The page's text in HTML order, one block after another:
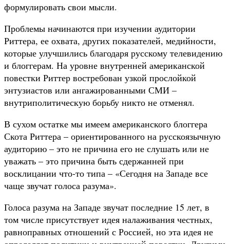
формулировать свои мысли.
Проблемы начинаются при изучении аудитории
Риттера, ее охвата, других показателей, медийности,
которые улучшились благодаря русскому телевидению
и блоггерам. На уровне внутренней американской
повестки Риттер востребован узкой прослойкой
энтузиастов или ангажированными СМИ –
внутриполитическую борьбу никто не отменял.
В сухом остатке мы имеем американского блоггера
Скота Риттера – ориентированного на русскоязычную
аудиторию – это не причина его не слушать или не
уважать – это причина быть сдержанней при
восклицании что-то типа – «Сегодня на Западе все
чаще звучат голоса разума».
Голоса разума на Западе звучат последние 15 лет, в
том числе присутствует идея налаживания честных,
равноправных отношений с Россией, но эта идея не